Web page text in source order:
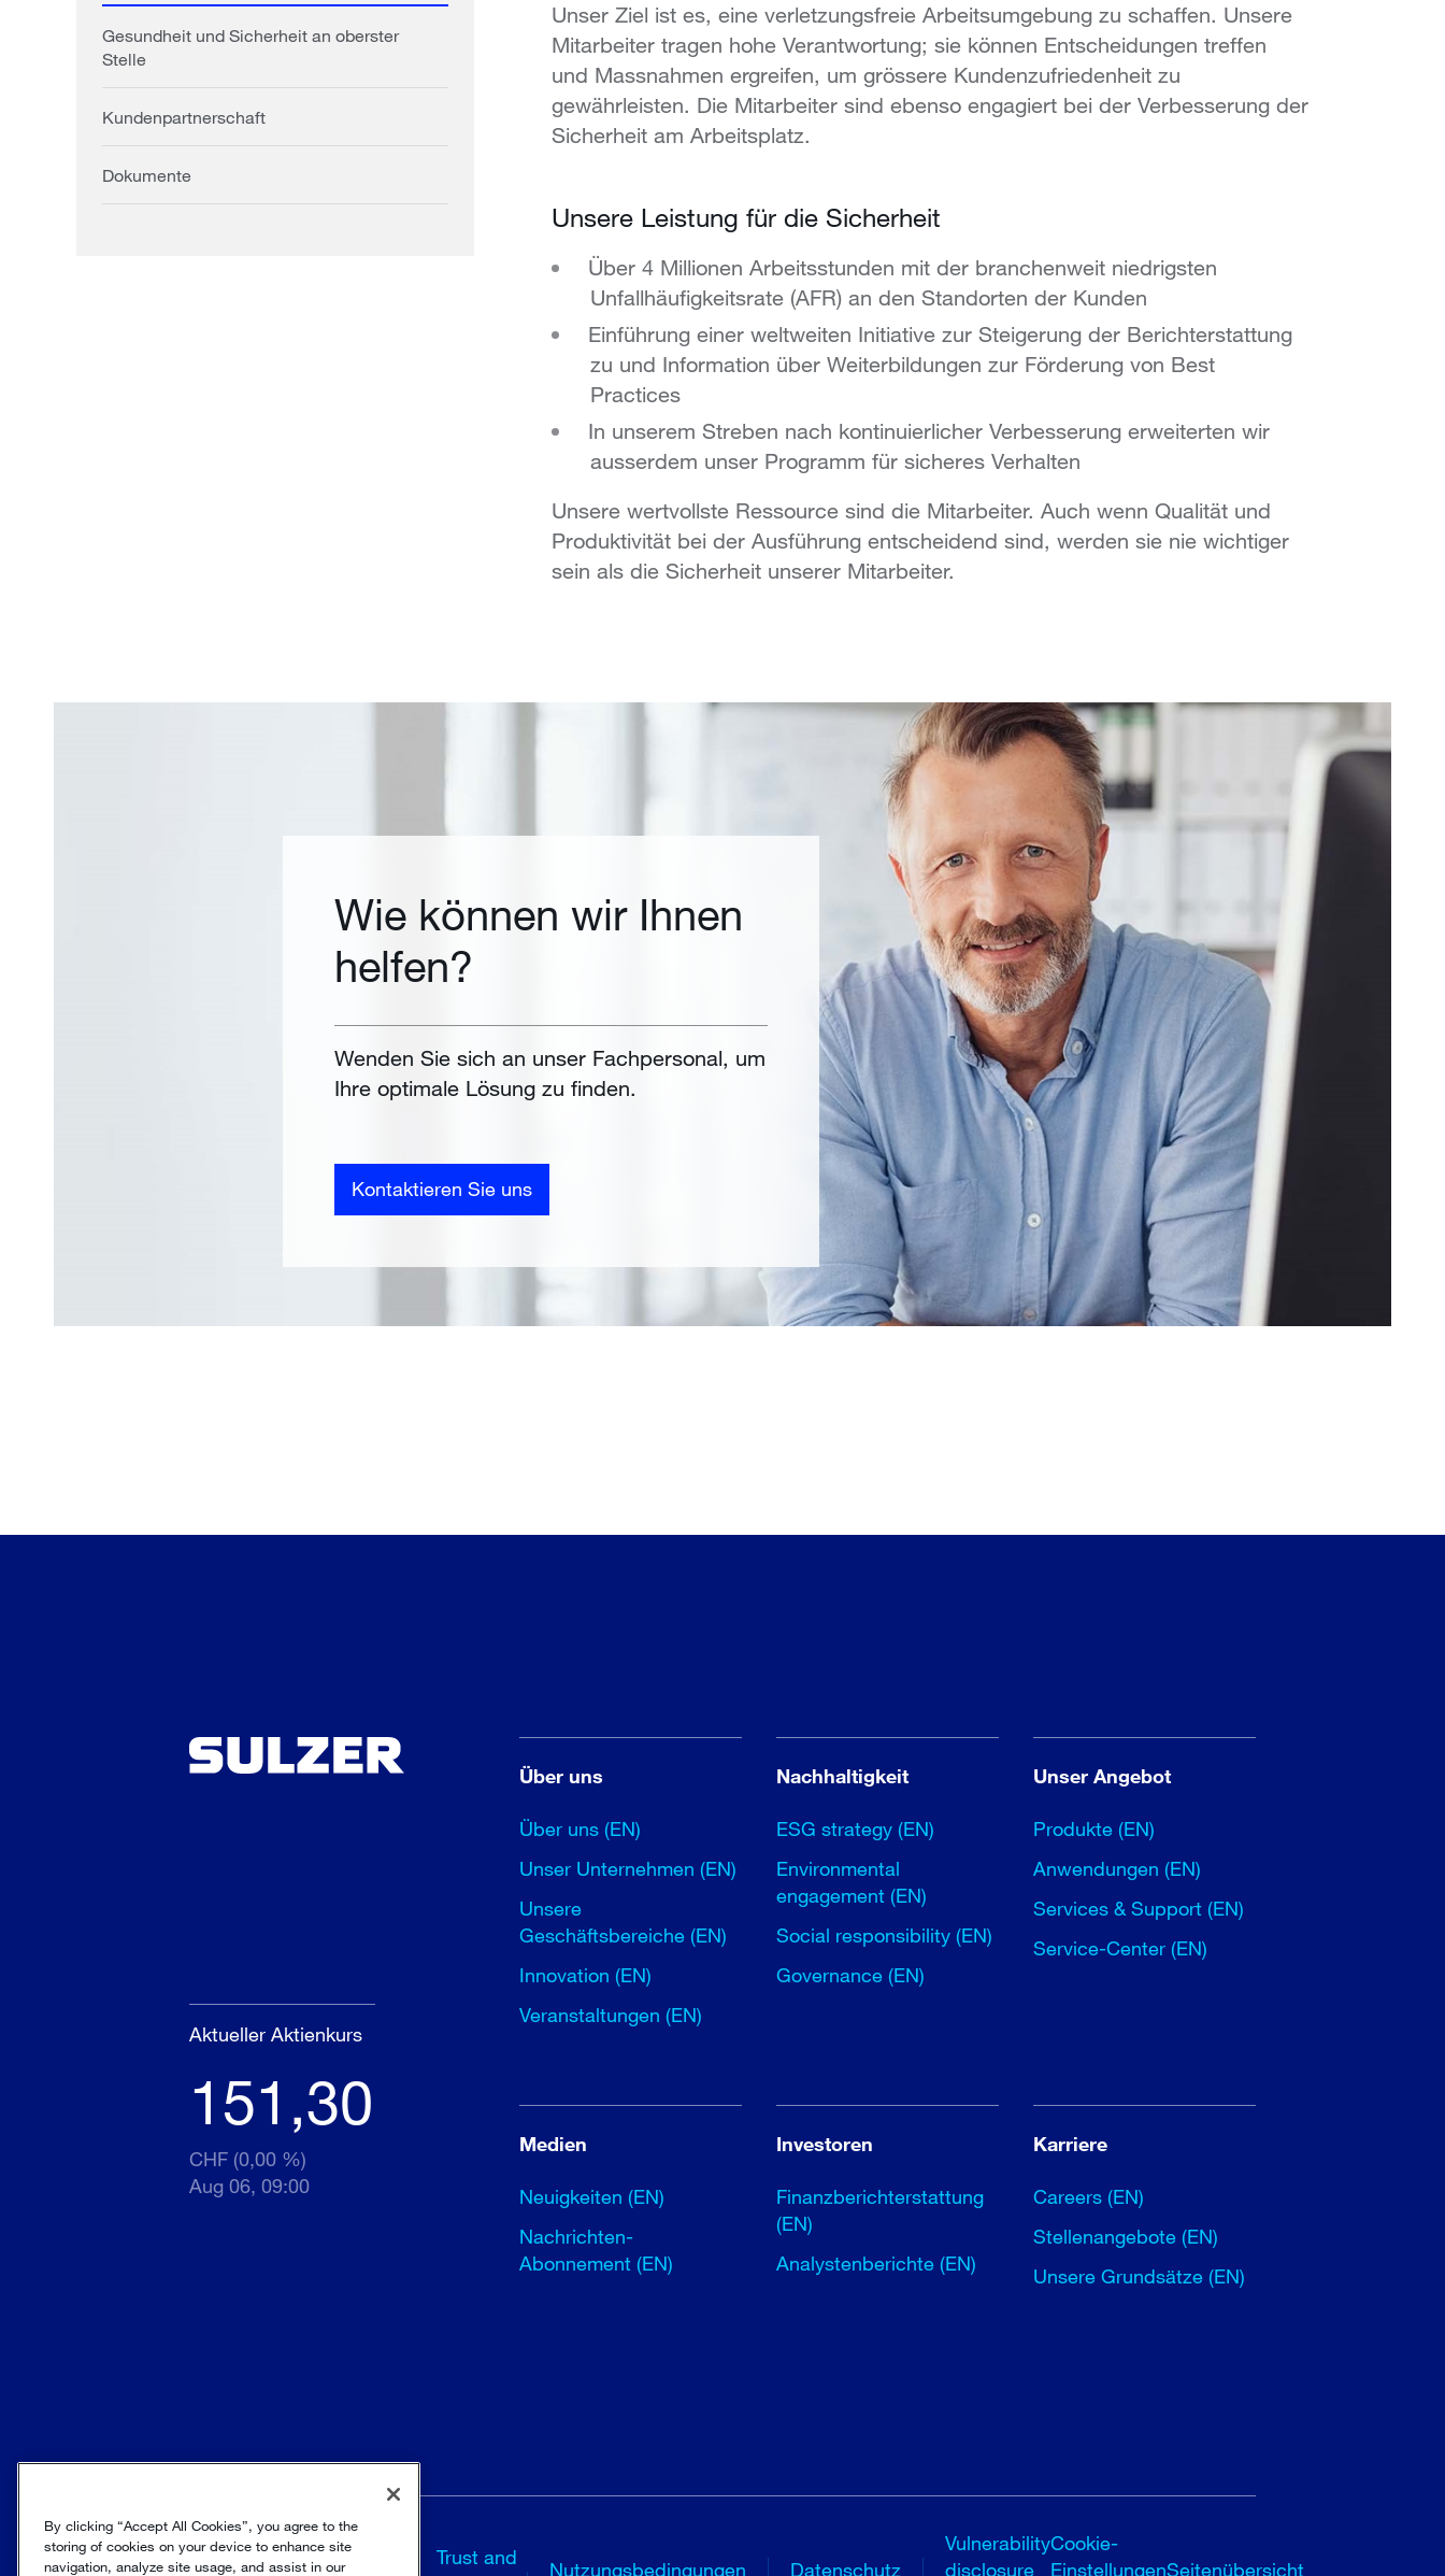
Unser Ziel ist es, eine verletzungsfreie Arbeitsumgebung zu schaffen. Unsere
Mitarbeiter tragen hohe Verantwortung; sie können Entscheidungen treffen
und Massnahmen ergreifen, um grössere Kundenzufriedenheit zu
gewährleisten. Die Mitarbeiter sind ebenso engagiert bei der Verbesserung der
Sicherheit am Arbeitsplatz.
Unsere Leistung für die Sicherheit
Über 4 Millionen Arbeitsstunden mit der branchenweit niedrigsten
Unfallhäufigkeitsrate (AFR) an den Standorten der Kunden
Einführung einer weltweiten Initiative zur Steigerung der Berichterstattung
zu und Information über Weiterbildungen zur Förderung von Best
Practices
In unserem Streben nach kontinuierlicher Verbesserung erweiterten wir
ausserdem unser Programm für sicheres Verhalten
Unsere wertvollste Ressource sind die Mitarbeiter. Auch wenn Qualität und
Produktivität bei der Ausführung entscheidend sind, werden sie nie wichtiger
sein als die Sicherheit unserer Mitarbeiter.
Gesundheit und Sicherheit an oberster
Stelle
Kundenpartnerschaft
Dokumente
Wie können wir Ihnen
helfen?
Wenden Sie sich an unser Fachpersonal, um
Ihre optimale Lösung zu finden.
Kontaktieren Sie uns
Aktueller Aktienkurs
151,30
CHF (0,00 %)
Aug 06, 09:00
Über uns
Über uns (EN)
Unser Unternehmen (EN)
Unsere
Geschäftsbereiche (EN)
Innovation (EN)
Veranstaltungen (EN)
Nachhaltigkeit
ESG strategy (EN)
Environmental
engagement (EN)
Social responsibility (EN)
Governance (EN)
Unser Angebot
Produkte (EN)
Anwendungen (EN)
Services & Support (EN)
Service-Center (EN)
Medien
Neuigkeiten (EN)
Nachrichten-
Abonnement (EN)
Investoren
Finanzberichterstattung
(EN)
Analystenberichte (EN)
Karriere
Careers (EN)
Stellenangebote (EN)
Unsere Grundsätze (EN)
Allgemeine
Trust and
Nutzungsbedingungen Datenschutz
Vulnerability
disclosure
Cookie-
EinstellungenSeitenübersicht
By clicking “Accept All Cookies”, you agree to the
storing of cookies on your device to enhance site
navigation, analyze site usage, and assist in our